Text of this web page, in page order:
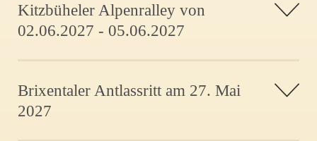
Kitzbüheler Alpenralley von
02.06.2027 - 05.06.2027
Brixentaler Antlassritt am 27. Mai
2027